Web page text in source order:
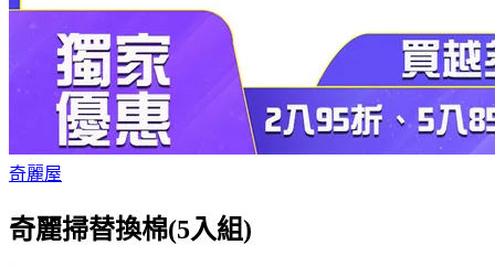
奇麗屋
奇麗掃替換棉(5入組)